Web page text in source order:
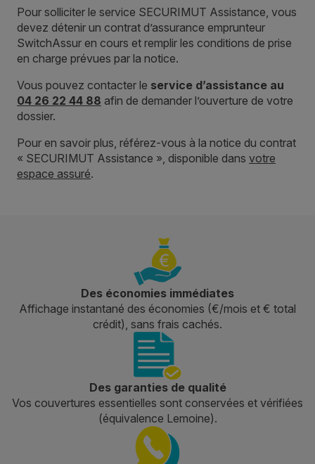
Pour solliciter le service SECURIMUT Assistance, vous
devez détenir un contrat d’assurance emprunteur
SwitchAssur en cours et remplir les conditions de prise
en charge prévues par la notice.
Vous pouvez contacter le service d’assistance au
04 26 22 44 88 afin de demander l’ouverture de votre
dossier.
Pour en savoir plus, référez-vous à la notice du contrat
« SECURIMUT Assistance », disponible dans votre
espace assuré.
Des économies immédiates
Affichage instantané des économies (€/mois et € total
crédit), sans frais cachés.
Des garanties de qualité
Vos couvertures essentielles sont conservées et vérifiées
(équivalence Lemoine).